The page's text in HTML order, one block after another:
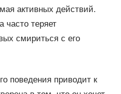
активных действий.
теряет
смириться с его
поведения приводит к